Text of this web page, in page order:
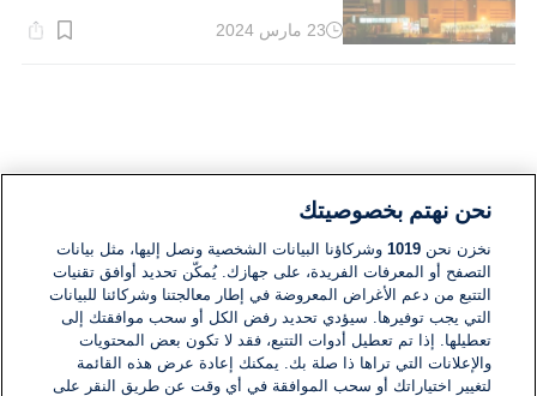
وقت
23 مارس 2024
نحن نهتم بخصوصيتك
نخزن نحن1019 وشركاؤنا البيانات الشخصية ونصل إليها، مثل بيانات
التصفح أو المعرفات الفريدة، على جهازك. يُمكّن تحديد أوافق تقنيات
التتبع من دعم الأغراض المعروضة في إطار معالجتنا وشركائنا للبيانات
التي يجب توفيرها. سيؤدي تحديد رفض الكل أو سحب موافقتك إلى
تعطيلها. إذا تم تعطيل أدوات التتبع، فقد لا تكون بعض المحتويات
والإعلانات التي تراها ذا صلة بك. يمكنك إعادة عرض هذه القائمة
لتغيير اختياراتك أو سحب الموافقة في أي وقت عن طريق النقر على